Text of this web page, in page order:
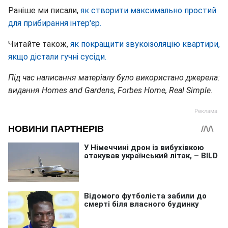
Раніше ми писали, як створити максимально простий
для прибирання інтер'єр.
Читайте також, як покращити звукоізоляцію квартири,
якщо дістали гучні сусіди.
Під час написання матеріалу було використано джерела:
видання Homes and Gardens, Forbes Home, Real Simple.